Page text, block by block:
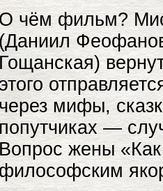
чём фильм?
Гощанская)
мифы,
попутчиках —
жены